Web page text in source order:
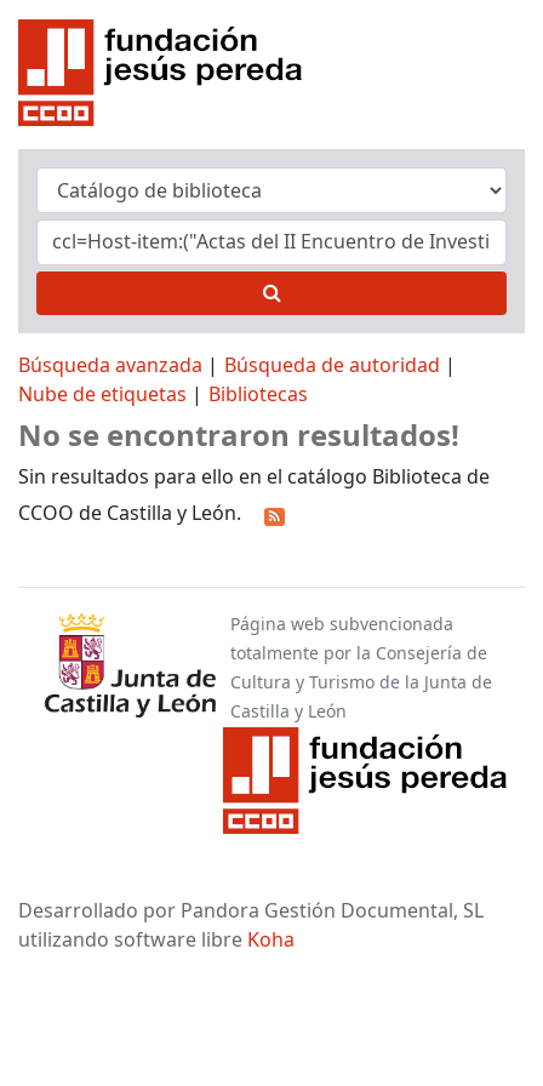
Búsqueda avanzada
Búsqueda de autoridad
Nube de etiquetas
Bibliotecas
No se encontraron resultados!
Sin resultados para ello en el catálogo Biblioteca de
CCOO de Castilla y León.
Página web subvencionada
totalmente por la Consejería de
Cultura y Turismo de la Junta de
Castilla y León
Desarrollado por Pandora Gestión Documental, SL
utilizando software libre Koha